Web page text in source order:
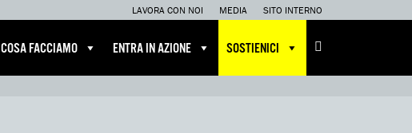
LAVORA CON NOI MEDIA SITO INTERNO
COSA FACCIAMO ENTRA IN AZIONE SOSTIENICI